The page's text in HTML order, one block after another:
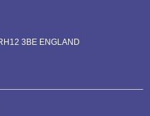
3BE ENGLAND